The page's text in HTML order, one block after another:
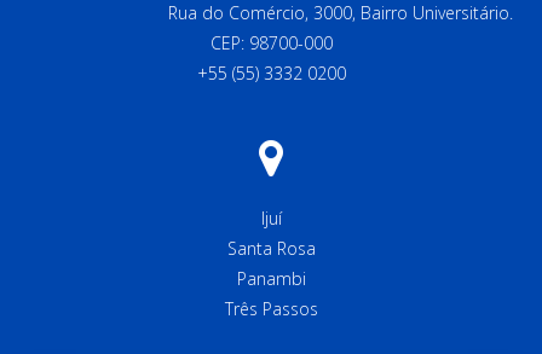
Rua do Comércio, 3000, Bairro Universitário.
CEP: 98700-000
+55 (55) 3332 0200
Ijuí
Santa Rosa
Panambi
Três Passos